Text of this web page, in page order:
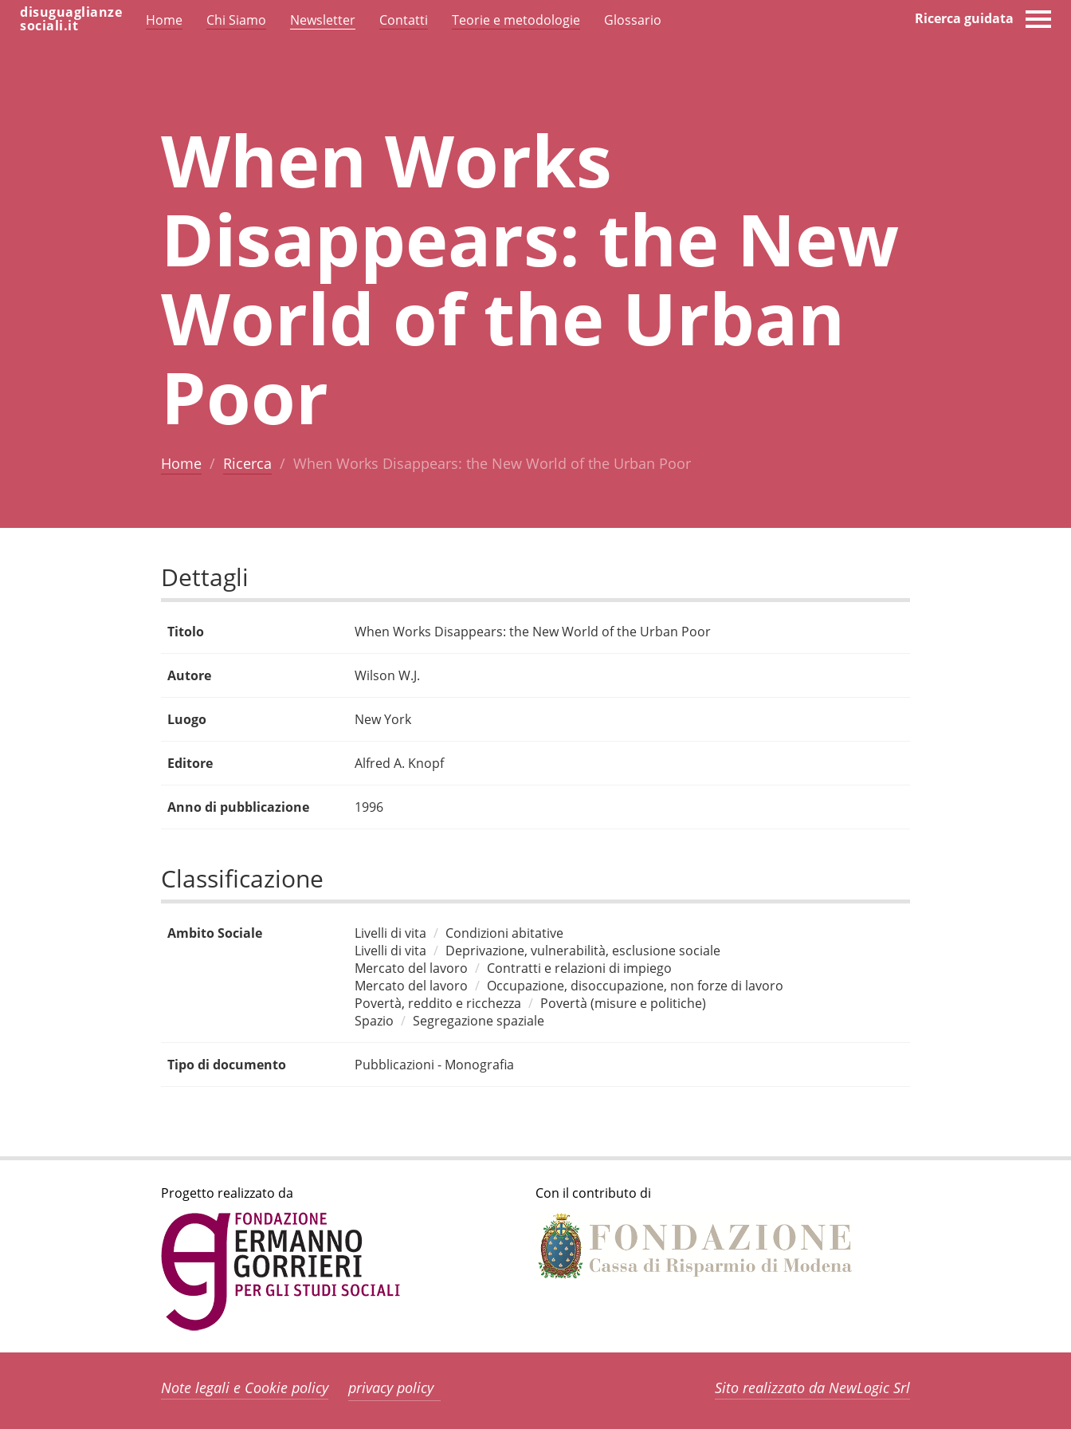
disuguaglianze
sociali.it Home Chi Siamo Newsletter Contatti Teorie e metodologie Glossario Ricerca guidata
When Works
Disappears: the New
World of the Urban
Poor
Home Ricerca When Works Disappears: the New World of the Urban Poor
Dettagli
Titolo When Works Disappears: the New World of the Urban Poor
Autore Wilson W.J.
Luogo New York
Editore Alfred A. Knopf
Anno di pubblicazione 1996
Classificazione
Ambito Sociale Livelli di vita
Condizioni abitative
Livelli di vita
Deprivazione, vulnerabilità, esclusione sociale
Mercato del lavoro
Contratti e relazioni di impiego
Mercato del lavoro
Occupazione, disoccupazione, non forze di lavoro
Povertà, reddito e ricchezza
Povertà (misure e politiche)
Spazio
Segregazione spaziale
Tipo di documento Pubblicazioni - Monografia
Progetto realizzato da Con il contributo di
Note legali e Cookie policy privacy policy Sito realizzato da NewLogic Srl